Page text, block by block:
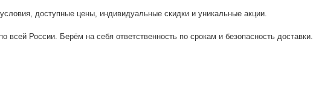
доступные цены, индивидуальные скидки и уникальные акции.
всей России. Берём на себя ответственность по срокам и безопасность доставки.